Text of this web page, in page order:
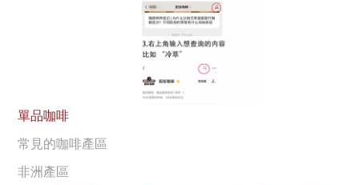
單品咖啡
常見的咖啡產區
非洲產區